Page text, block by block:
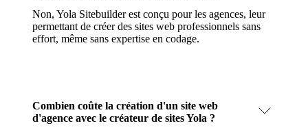
Non, Yola Sitebuilder est conçu pour les agences, leur
permettant de créer des sites web professionnels sans
effort, même sans expertise en codage.
Combien coûte la création d'un site web
d'agence avec le créateur de sites Yola ?